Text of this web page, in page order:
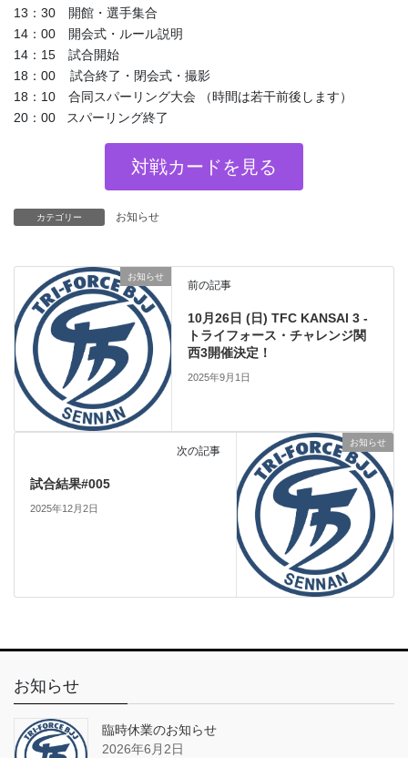
13：30 開館・選手集合
14：00 開会式・ルール説明
14：15 試合開始
18：00 試合終了・閉会式・撮影
18：10 合同スパーリング大会 （時間は若干前後します）
20：00 スパーリング終了
対戦カードを見る
カテゴリー お知らせ
お知らせ
前の記事
10月26日 (日) TFC KANSAI 3 -
トライフォース・チャレンジ関
西3開催決定！
2025年9月1日
お知らせ
次の記事
試合結果#005
2025年12月2日
お知らせ
臨時休業のお知らせ
2026年6月2日